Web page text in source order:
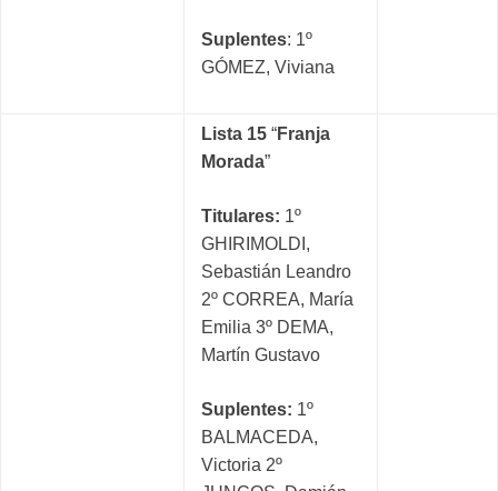
Suplentes: 1º
GÓMEZ, Viviana
Lista 15 “Franja
Morada”
Titulares: 1º
GHIRIMOLDI,
Sebastián Leandro
2º CORREA, María
Emilia 3º DEMA,
Martín Gustavo
Suplentes: 1º
BALMACEDA,
Victoria 2º